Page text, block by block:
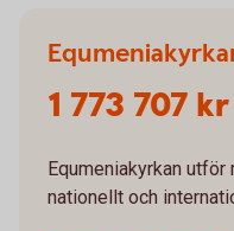
1 773 707 kr
Equmeniakyrkan
nationellt och